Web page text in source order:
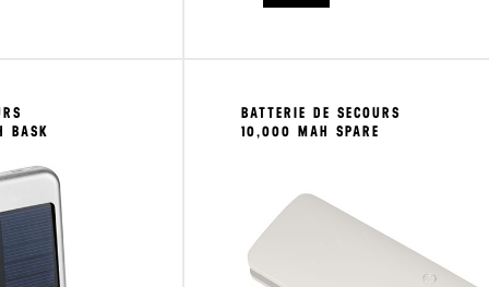
BASK
BATTERIE DE SECOURS
10,000 MAH SPARE